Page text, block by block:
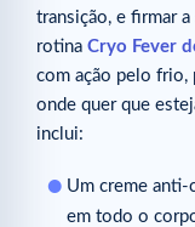
transição, e firmar
rotina Cryo Fever
com ação pelo frio,
onde quer que
inclui:
Um creme
em todo o